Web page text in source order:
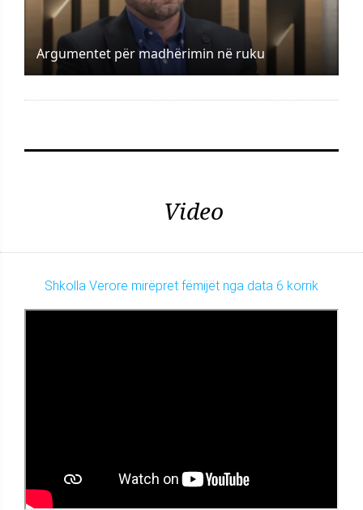
Argumentet për madhërimin në ruku
Video
Shkolla Verore mirëpret fëmijët nga data 6 korrik